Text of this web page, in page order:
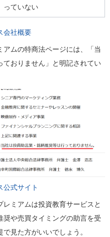
っていない
会社概要
ムの特商法ページには、「当
おりません」と明記されてい
公式サイト
ミアムは投資教育サービスと
奨や売買タイミングの助言を受
見た方がいいでしょう。